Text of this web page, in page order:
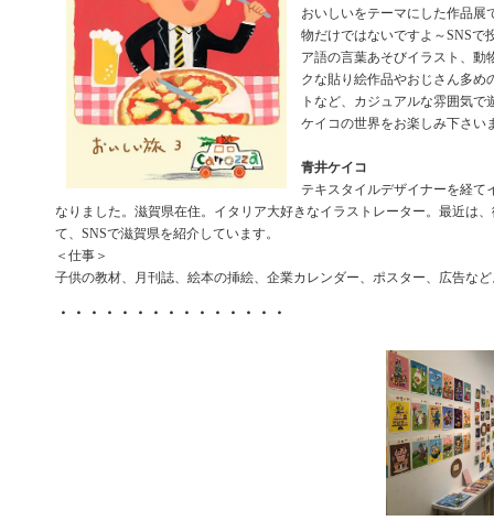
おいしいをテーマにした作品展
物だけではないですよ～SNSで
ア語の言葉あそびイラスト、動
クな貼り絵作品やおじさん多め
トなど、カジュアルな雰囲気で
ケイコの世界をお楽しみ下さい
青井ケイコ
テキスタイルデザイナーを経て
なりました。滋賀県在住。イタリア大好きなイラストレーター。最近は
て、SNSで滋賀県を紹介しています。
＜仕事＞
子供の教材、月刊誌、絵本の挿絵、企業カレンダー、ポスター、広告な
・・・・・・・・・・・・・・・